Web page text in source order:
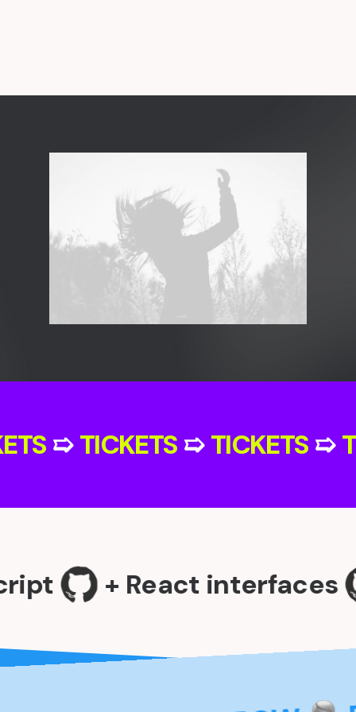
➯ TICKETS➯ TICKETS
+ React interfaces